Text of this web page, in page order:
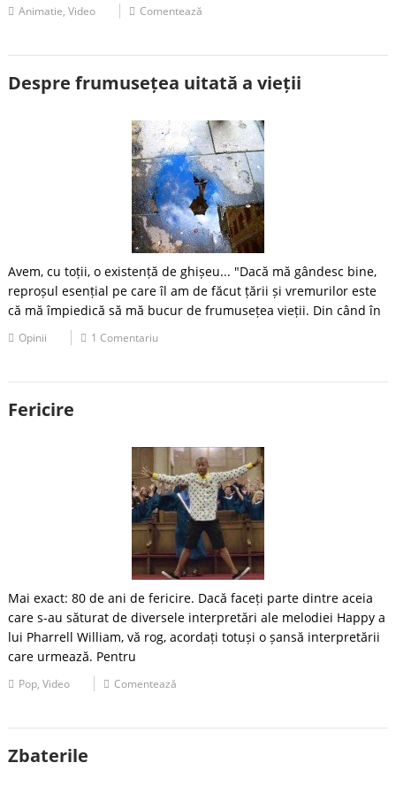
Animatie,Video Comentează
Despre frumusețea uitată a vieții
Avem, cu toții, o existență de ghișeu... "Dacă mă gândesc bine,
reproșul esențial pe care îl am de făcut țării și vremurilor este
că mă împiedică să mă bucur de frumusețea vieții. Din când în
Opinii 1 Comentariu
Fericire
Mai exact: 80 de ani de fericire. Dacă faceți parte dintre aceia
care s-au săturat de diversele interpretări ale melodiei Happy a
lui Pharrell William, vă rog, acordați totuși o șansă interpretării
care urmează. Pentru
Pop,Video Comentează
Zbaterile